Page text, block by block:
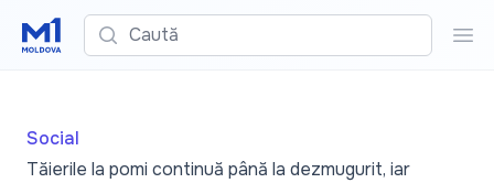
Caută
Social
Tăierile la pomi continuă până la dezmugurit, iar